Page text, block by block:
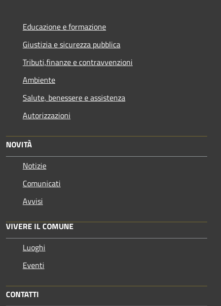
Educazione e formazione
Giustizia e sicurezza pubblica
Tributi,finanze e contravvenzioni
Ambiente
Salute, benessere e assistenza
Autorizzazioni
NOVITÀ
Notizie
Comunicati
Avvisi
VIVERE IL COMUNE
Luoghi
Eventi
CONTATTI